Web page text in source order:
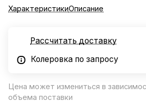
ХарактеристикиОписание
Рассчитать доставку
Колеровка по запросу
Цена может измениться в
объема поставки